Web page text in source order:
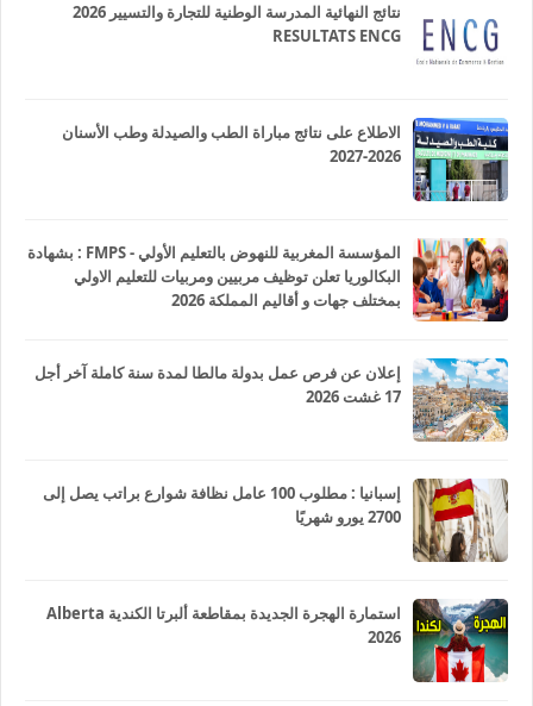
نتائج النهائية المدرسة الوطنية للتجارة والتسيير 2026
RESULTATS ENCG
الاطلاع على نتائج مباراة الطب والصيدلة وطب الأسنان
2026-2027
المؤسسة المغربية للنهوض بالتعليم الأولي - FMPS : بشهادة
البكالوريا تعلن توظيف مربيين ومربيات للتعليم الاولي
بمختلف جهات و أقاليم المملكة 2026
إعلان عن فرص عمل بدولة مالطا لمدة سنة كاملة آخر أجل
17 غشت 2026
إسبانيا : مطلوب 100 عامل نظافة شوارع براتب يصل إلى
2700 يورو شهريًا
استمارة الهجرة الجديدة بمقاطعة ألبرتا الكندية Alberta
2026